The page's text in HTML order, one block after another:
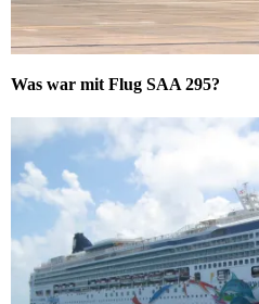
Was war mit Flug SAA 295?